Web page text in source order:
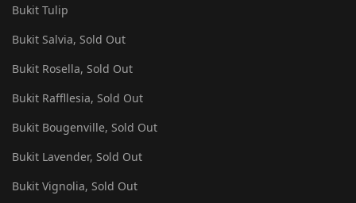
Bukit Tulip
Bukit Salvia, Sold Out
Bukit Rosella, Sold Out
Bukit Raffllesia, Sold Out
Bukit Bougenville, Sold Out
Bukit Lavender, Sold Out
Bukit Vignolia, Sold Out